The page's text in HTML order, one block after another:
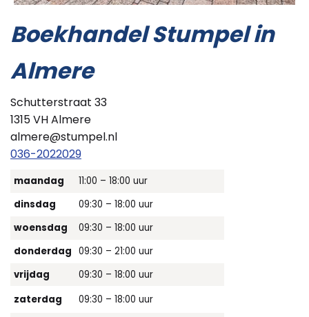
Boekhandel Stumpel in
Almere
Schutterstraat 33
1315 VH Almere
almere@stumpel.nl
036-2022029
maandag
11:00 – 18:00 uur
dinsdag
09:30 – 18:00 uur
woensdag
09:30 – 18:00 uur
donderdag 09:30 – 21:00 uur
vrijdag
09:30 – 18:00 uur
zaterdag
09:30 – 18:00 uur